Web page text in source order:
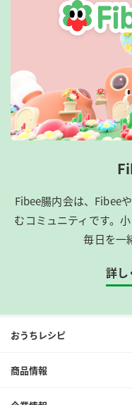
Fibee腸内会は、​Fibee
むコミュニティです。​
毎日を一
詳し
おうちレシピ
商品情報